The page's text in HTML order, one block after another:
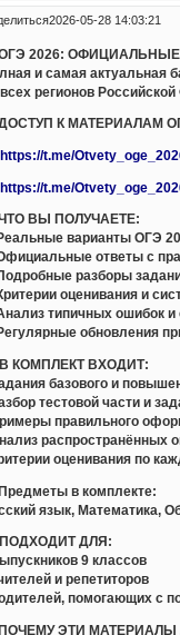
2026-05-28 14:03:21
ОГЭ 2026:
и самая актуальная
регионов
К МАТЕРИАЛАМ
https://t.me/
https://t.me/
ВЫ ПОЛУЧАЕТЕ:
варианты ОГЭ
ответы с
разборы
оценивания и
типичных ошибок
обновления
КОМПЛЕКТ ВХОДИТ:
базового и
тестовой части и
правильного
распространённых
оценивания по
в комплекте:
язык, Математика,
ДЛЯ:
9 классов
и репетиторов
помогающих с
ПОЧЕМУ ЭТИ